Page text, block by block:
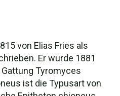
von Elias Fries als
Er wurde 1881
Tyromyces
ist die Typusart von